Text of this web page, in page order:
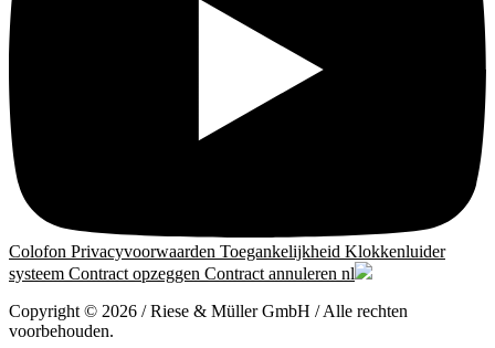
Colofon Privacyvoorwaarden Toegankelijkheid Klokkenluider
systeem Contract opzeggen Contract annuleren nl
Copyright © 2026 / Riese & Müller GmbH / Alle rechten
voorbehouden.